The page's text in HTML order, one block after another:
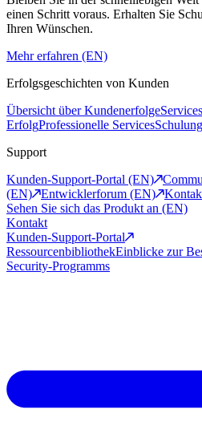
einen Schritt voraus. Erhalten Sie
Ihren Wünschen.
Mehr erfahren (EN)
Erfolgsgeschichten von Kunden
Übersicht über Kundenerfolge
ErfolgProfessionelle Services
Support
Kunden-Support-Portal (EN)
(EN)
Entwicklerforum (EN)
Sehen Sie sich das Produkt an (EN)
Kontakt
Kunden-Support-Portal
RessourcenbibliothekEinblicke zur
Security-Programms